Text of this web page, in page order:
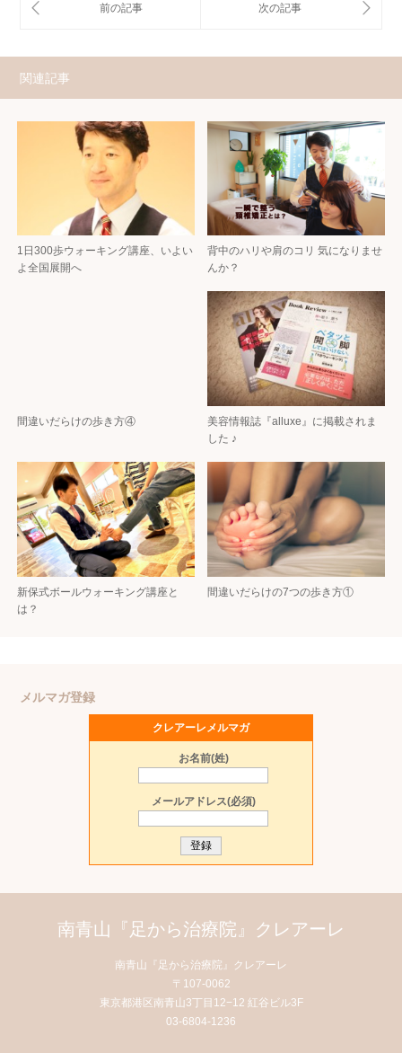
関連記事
1日300歩ウォーキング講座、いよい
よ全国展開へ
背中のハリや肩のコリ 気になりませ
んか？
間違いだらけの歩き方④
美容情報誌『alluxe』に掲載されま
した ♪
新保式ボールウォーキング講座と
は？
間違いだらけの7つの歩き方①
メルマガ登録
クレアーレメルマガ
お名前(姓)
メールアドレス(必須)
南青山『足から治療院』クレアーレ
南青山『足から治療院』クレアーレ
〒107-0062
東京都港区南青山3丁目12−12 紅谷ビル3F
03-6804-1236